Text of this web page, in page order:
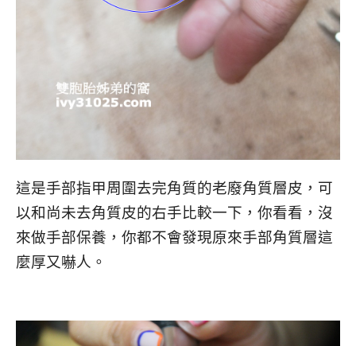
這是手部指甲周圍去完角質的老廢角質層皮，可
以和尚未去角質皮的右手比較一下，你看看，沒
來做手部保養，你都不會發現原來手部角質層這
麼厚又嚇人。